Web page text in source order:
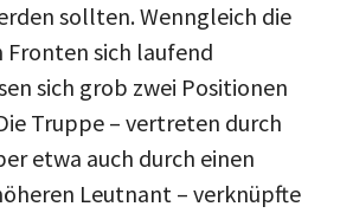
sollten. Wenngleich die
sich laufend
sich grob zwei Positionen
Truppe – vertreten durch
etwa auch durch einen
Leutnant – verknüpfte